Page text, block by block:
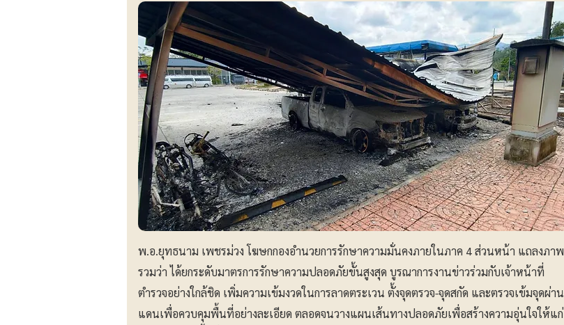
พ.อ.ยุทธนาม เพชรม่วง โฆษกกองอำนวยการรักษาความมั่นคงภายในภาค 4 ส่วนหน้า แถลงภาพ
รวมว่า ได้ยกระดับมาตรการรักษาความปลอดภัยขั้นสูงสุด บูรณาการงานข่าวร่วมกับเจ้าหน้าที่
ตำรวจอย่างใกล้ชิด เพิ่มความเข้มงวดในการลาดตระเวน ตั้งจุดตรวจ-จุดสกัด และตรวจเข้มจุดผ่าน
แดนเพื่อควบคุมพื้นที่อย่างละเอียด ตลอดจนวางแผนเส้นทางปลอดภัยเพื่อสร้างความอุ่นใจให้แก่